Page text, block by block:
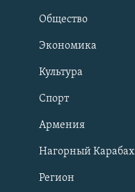
Общество
Экономика
Культура
Спорт
Армения
Нагорный Карабах
Регион